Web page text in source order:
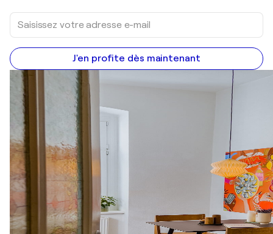
J'en profite dès maintenant